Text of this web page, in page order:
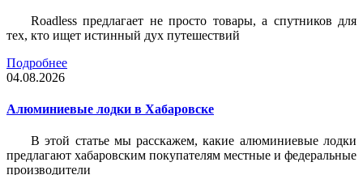
Roadless предлагает не просто товары, а спутников для
тех, кто ищет истинный дух путешествий
Подробнее
04.08.2026
Алюминиевые лодки в Хабаровске
В этой статье мы расскажем, какие алюминиевые лодки
предлагают хабаровским покупателям местные и федеральные
производители